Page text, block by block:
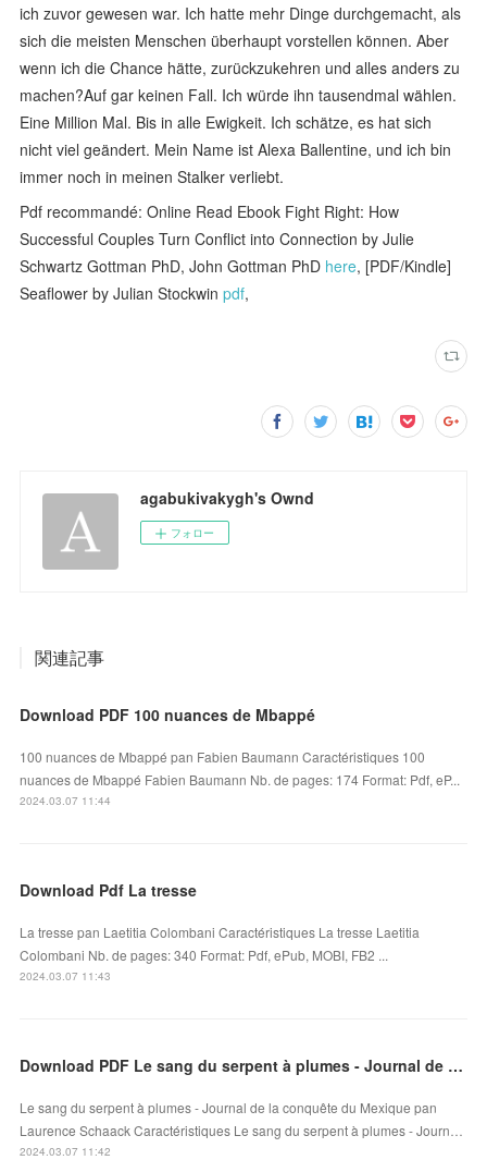
ich zuvor gewesen war. Ich hatte mehr Dinge durchgemacht, als
sich die meisten Menschen überhaupt vorstellen können. Aber
wenn ich die Chance hätte, zurückzukehren und alles anders zu
machen?Auf gar keinen Fall. Ich würde ihn tausendmal wählen.
Eine Million Mal. Bis in alle Ewigkeit. Ich schätze, es hat sich
nicht viel geändert. Mein Name ist Alexa Ballentine, und ich bin
immer noch in meinen Stalker verliebt.
Pdf recommandé: Online Read Ebook Fight Right: How
Successful Couples Turn Conflict into Connection by Julie
Schwartz Gottman PhD, John Gottman PhD here, [PDF/Kindle]
Seaflower by Julian Stockwinpdf,
agabukivakygh's Ownd
フォロー
関連記事
Download PDF 100 nuances de Mbappé
100 nuances de Mbappé pan Fabien Baumann Caractéristiques 100
nuances de Mbappé Fabien Baumann Nb. de pages: 174 Format: Pdf, eP...
2024.03.07 11:44
Download Pdf La tresse
La tresse pan Laetitia Colombani Caractéristiques La tresse Laetitia
Colombani Nb. de pages: 340 Format: Pdf, ePub, MOBI, FB2 ...
2024.03.07 11:43
Download PDF Le sang du serpent à plumes - Journal de la conquête du Mexique
Le sang du serpent à plumes - Journal de la conquête du Mexique pan
Laurence Schaack Caractéristiques Le sang du serpent à plumes - Journ…
2024.03.07 11:42